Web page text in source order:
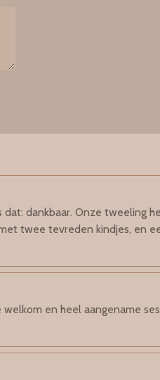
dankbaar. Onze tweeling
twee tevreden kindjes, en
en heel aangename